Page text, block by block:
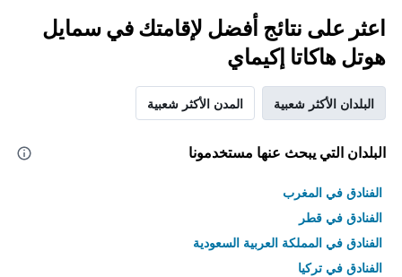
اعثر على نتائج أفضل لإقامتك في سمايل
هوتل هاكاتا إكيماي
البلدان الأكثر شعبية المدن الأكثر شعبية
البلدان التي يبحث عنها مستخدمونا
الفنادق في المغرب
الفنادق في قطر
الفنادق في المملكة العربية السعودية
الفنادق في تركيا